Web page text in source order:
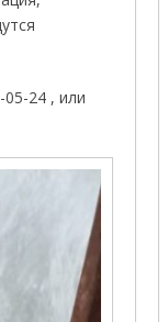
24 , или